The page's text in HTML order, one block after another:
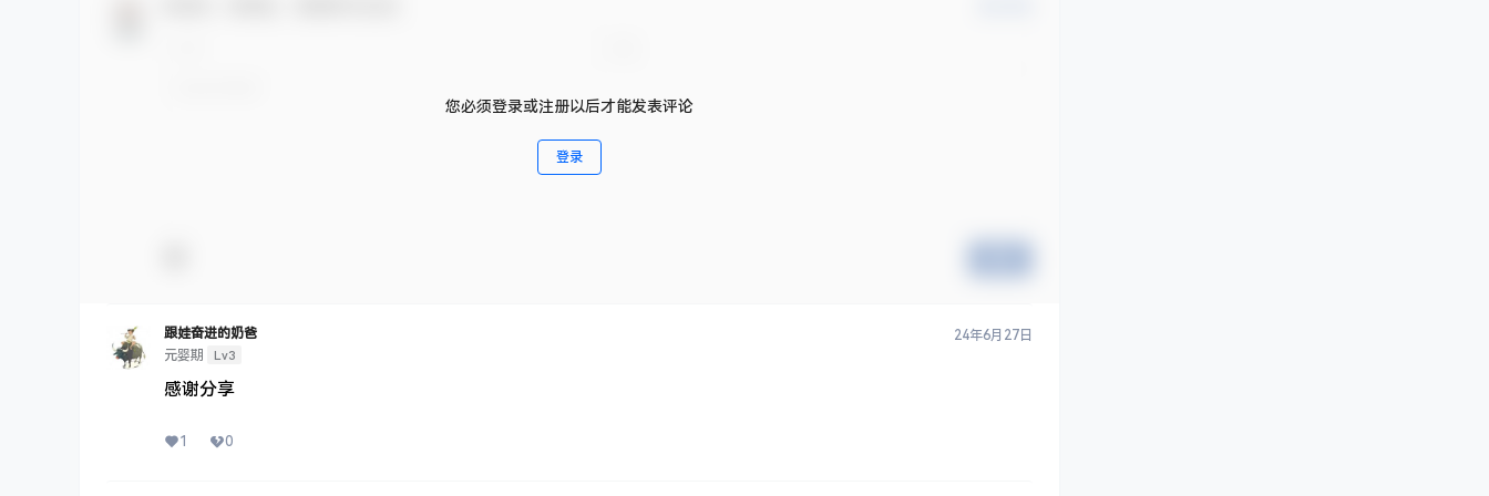
您必须登录或注册以后才能发表评论
登录
跟娃奋进的奶爸
元婴期
Lv3
24年6月27日
感谢分享
1 0